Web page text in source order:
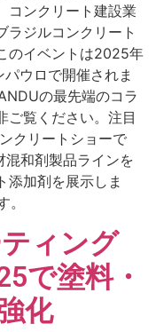
コンクリート建設業
ラジルコンクリート
のイベントは2025年
ウロで開催されま
の最先端のコラ
ご覧ください。注目
クリートショーで
混和剤製品ラインを
添加剤を展示しま
ィング
で塗料・
化